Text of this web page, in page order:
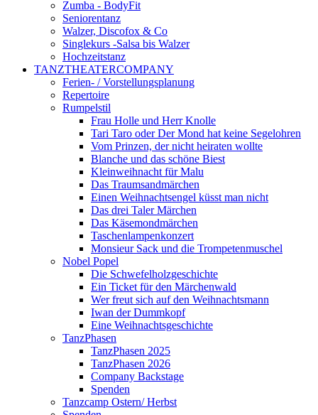
Zumba - BodyFit
Seniorentanz
Walzer, Discofox & Co
Singlekurs -Salsa bis Walzer
Hochzeitstanz
TANZTHEATERCOMPANY
Ferien- / Vorstellungsplanung
Repertoire
Rumpelstil
Frau Holle und Herr Knolle
Tari Taro oder Der Mond hat keine Segelohren
Vom Prinzen, der nicht heiraten wollte
Blanche und das schöne Biest
Kleinweihnacht für Malu
Das Traumsandmärchen
Einen Weihnachtsengel küsst man nicht
Das drei Taler Märchen
Das Käsemondmärchen
Taschenlampenkonzert
Monsieur Sack und die Trompetenmuschel
Nobel Popel
Die Schwefelholzgeschichte
Ein Ticket für den Märchenwald
Wer freut sich auf den Weihnachtsmann
Iwan der Dummkopf
Eine Weihnachtsgeschichte
TanzPhasen
TanzPhasen 2025
TanzPhasen 2026
Company Backstage
Spenden
Tanzcamp Ostern/ Herbst